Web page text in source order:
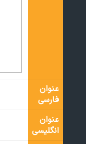
عنوان
فارسی
عنوان
انگلیسی